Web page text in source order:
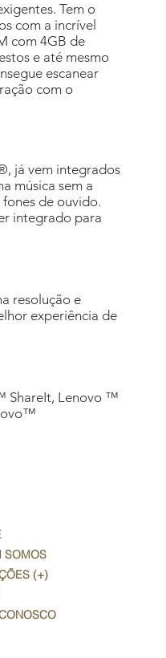
Tem o
com a incrível
com 4GB de
e até mesmo
escanear
com o
já vem integrados
música sem a
fones de ouvido.
integrado para
resolução e
experiência de
ShareIt, Lenovo ™
SOMOS
(+)